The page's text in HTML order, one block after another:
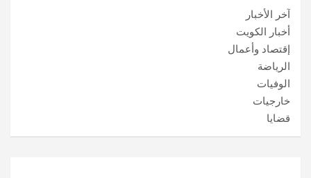
آخر الأخبار
أخبار الكويت
إقتصاد وأعمال
الرياضة
الوفيات
خارجيات
قضايا